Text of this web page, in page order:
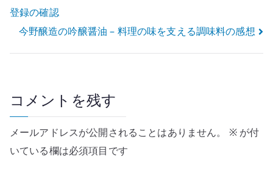
稿
ナ
ゲ
ー
シ
登録の確認
今野醸造の吟醸醤油 – 料理の味を支える調味料の感想
コメントを残す
メールアドレスが公開されることはありません。 ※が付
いている欄は必須項目です